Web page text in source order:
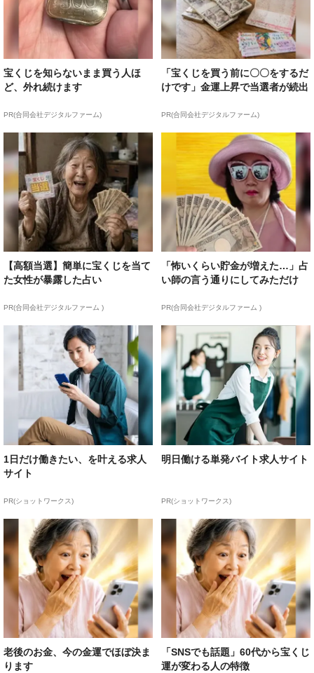
宝くじを知らないまま買う人ほ
ど、外れ続けます
PR(合同会社デジタルファーム)
「宝くじを買う前に〇〇をするだ
けです」金運上昇で当選者が続出
PR(合同会社デジタルファーム)
【高額当選】簡単に宝くじを当て
た女性が暴露した占い
PR(合同会社デジタルファーム )
「怖いくらい貯金が増えた…」占
い師の言う通りにしてみただけ
PR(合同会社デジタルファーム )
1日だけ働きたい、を叶える求人
サイト
PR(ショットワークス)
明日働ける単発バイト求人サイト
PR(ショットワークス)
老後のお金、今の金運でほぼ決ま
ります
「SNSでも話題」60代から宝くじ
運が変わる人の特徴